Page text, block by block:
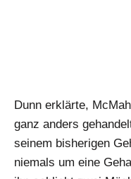
Dunn erklärte,
ganz anders
seinem bisherigen
niemals um eine